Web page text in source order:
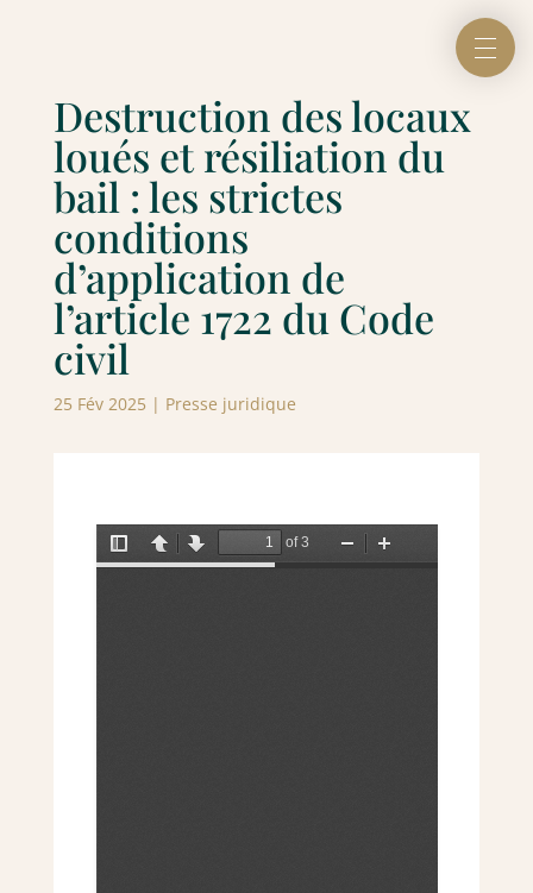
Destruction des locaux
loués et résiliation du
bail : les strictes
conditions
d’application de
l’article 1722 du Code
civil
25 Fév 2025 | Presse juridique